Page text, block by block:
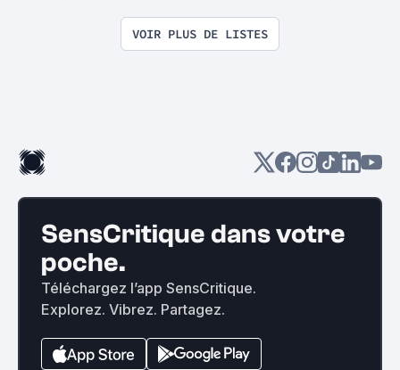
VOIR PLUS DE LISTES
SensCritique dans votre
poche.
Téléchargez l’app SensCritique.
Explorez. Vibrez. Partagez.